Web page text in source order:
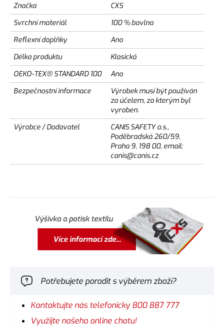
Značka
CXS
Svrchní materiál
100 % bavlna
Reflexní doplňky
Ano
Délka produktu
Klasická
OEKO-TEX® STANDARD 100
Ano
Bezpečnostní informace
Výrobek musí být používán
za účelem, za kterým byl
vyroben.
Výrobce / Dodavatel
CANIS SAFETY a.s.,
Poděbradská 260/59,
Praha 9, 198 00, email:
canis@canis.cz
Potřebujete poradit s výběrem zboží?
Kontaktujte nás telefonicky 800 887 777
Využijte našeho online chatu!